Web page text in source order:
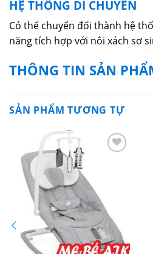
HỆ THỐNG DI CHUYỂN
Có thể chuyển đổi thành hệ
năng tích hợp với nôi xách sơ
THÔNG TIN SẢN
SẢN PHẨM TƯƠNG TỰ